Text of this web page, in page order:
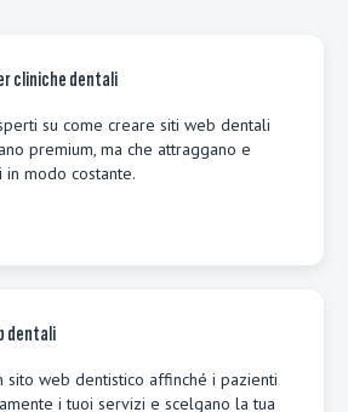
cliniche dentali
su come creare siti web dentali
premium, ma che attraggano e
modo costante.
dentali
sito web dentistico affinché i pazienti
i tuoi servizi e scelgano la tua